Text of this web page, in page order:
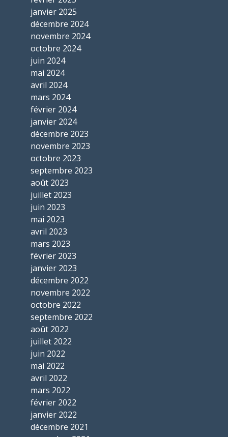
janvier 2025
décembre 2024
novembre 2024
octobre 2024
juin 2024
mai 2024
avril 2024
mars 2024
février 2024
janvier 2024
décembre 2023
novembre 2023
octobre 2023
septembre 2023
août 2023
juillet 2023
juin 2023
mai 2023
avril 2023
mars 2023
février 2023
janvier 2023
décembre 2022
novembre 2022
octobre 2022
septembre 2022
août 2022
juillet 2022
juin 2022
mai 2022
avril 2022
mars 2022
février 2022
janvier 2022
décembre 2021